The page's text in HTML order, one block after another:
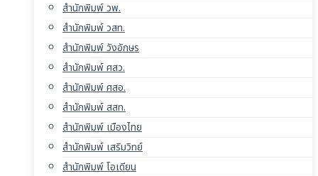
สำนักพิมพ์ วพ.
สำนักพิมพ์ วสท.
สำนักพิมพ์ วังอักษร
สำนักพิมพ์ ศสว.
สำนักพิมพ์ ศสอ.
สำนักพิมพ์ สสท.
สำนักพิมพ์ เมืองไทย
สำนักพิมพ์ เสริมวิทย์
สำนักพิมพ์ โอเดียน